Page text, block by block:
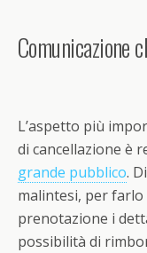
Comunicazione
L’aspetto più
di cancellazione è
grande pubblico.
malintesi, per
prenotazione i
possibilità di